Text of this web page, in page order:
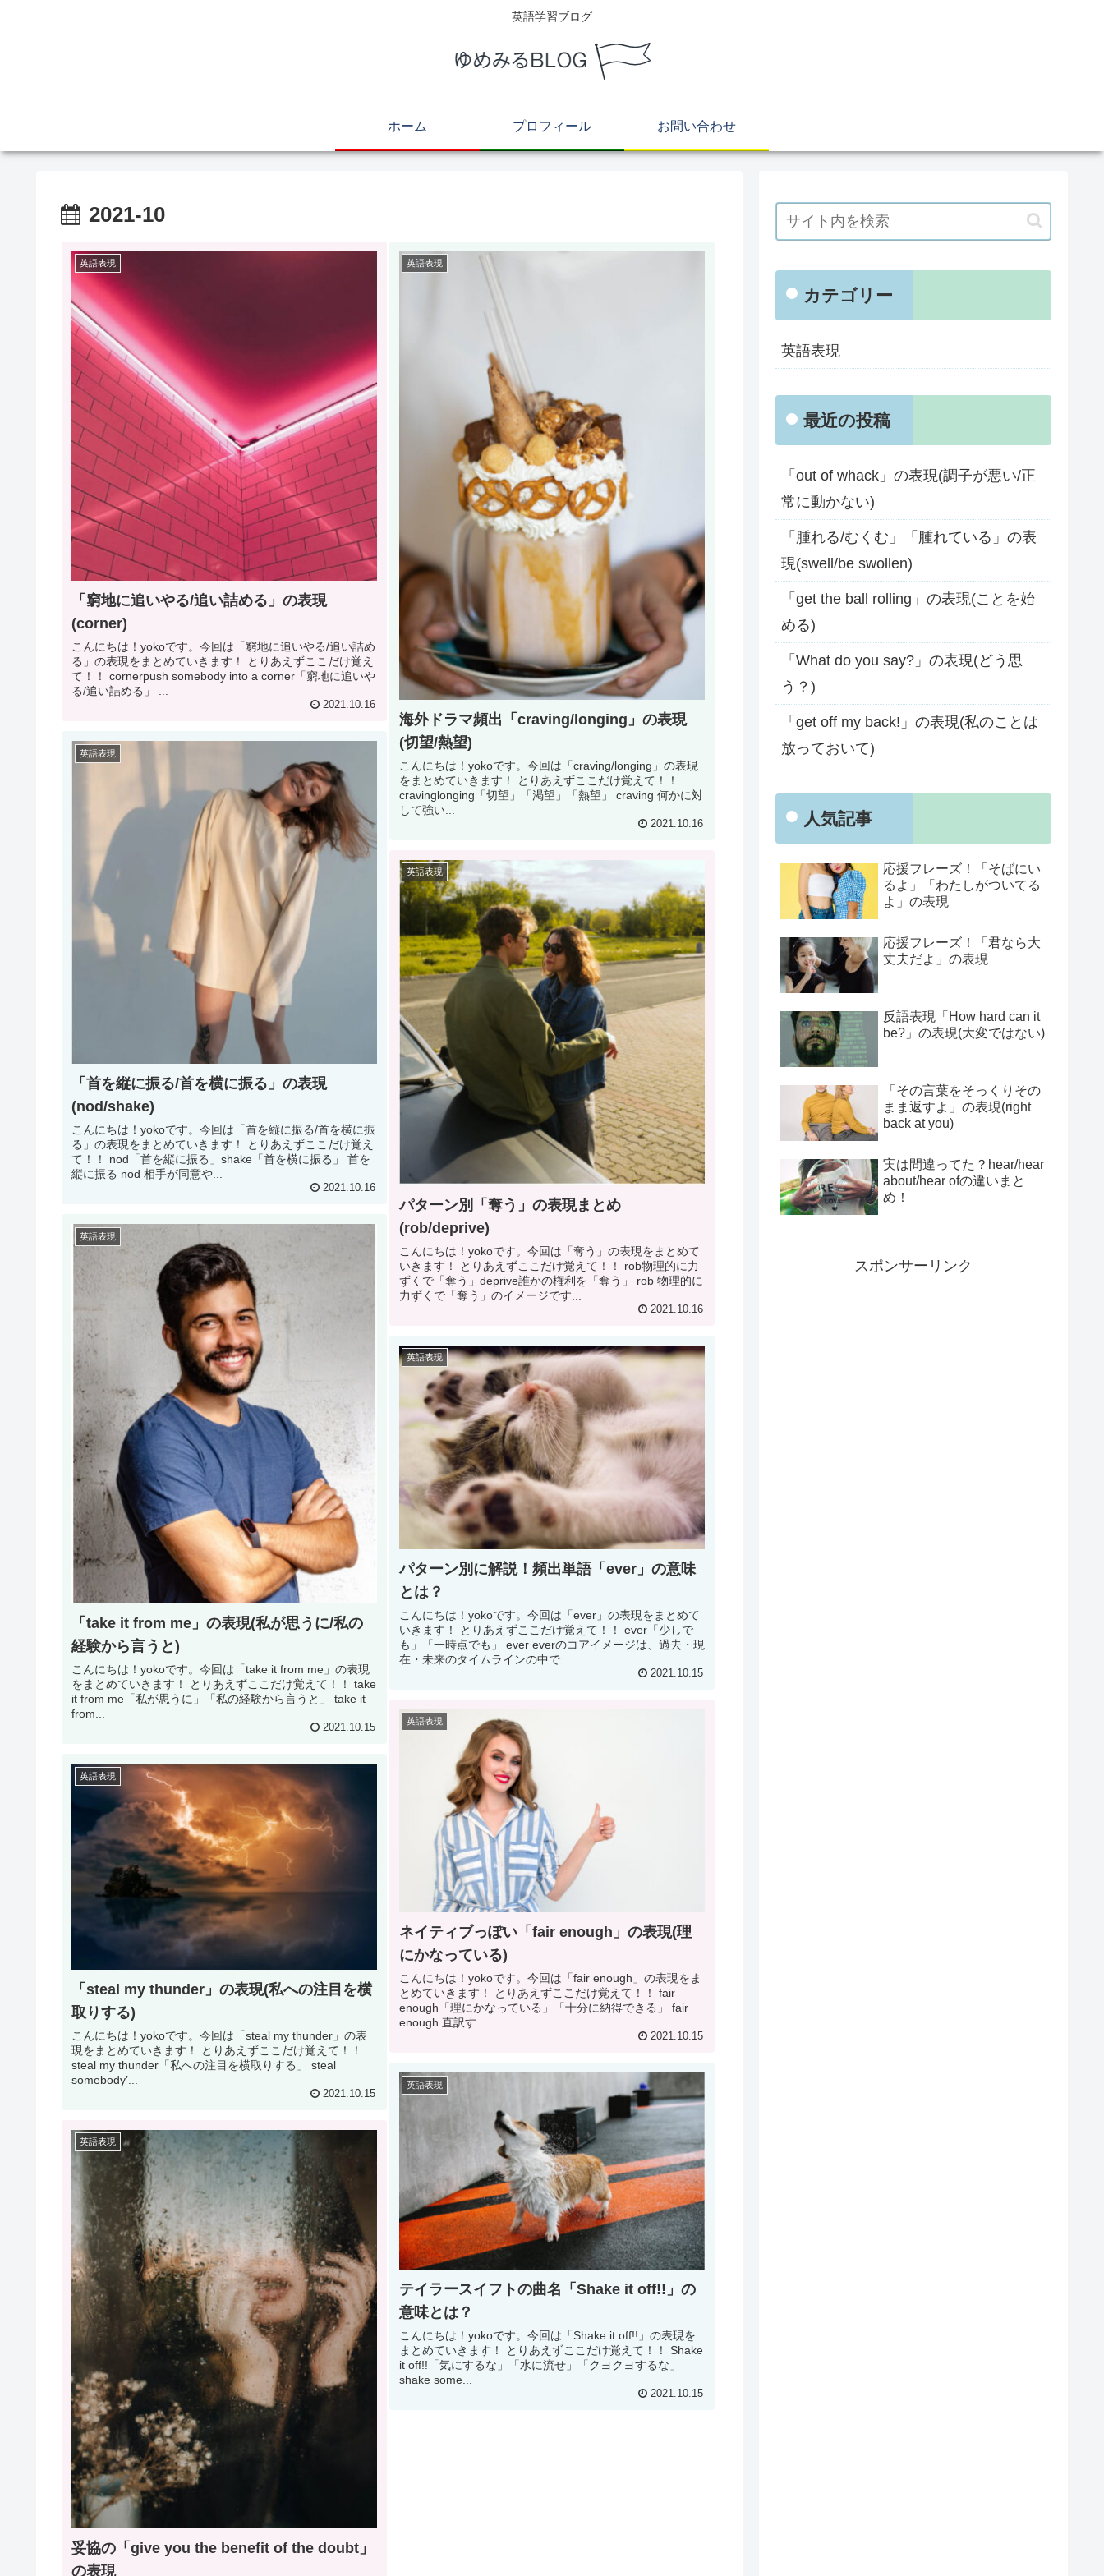
英語学習ブログ
ホーム プロフィール お問い合わせ
2021-10
英語表現
「窮地に追いやる/追い詰める」の表現
(corner)
こんにちは！yokoです。今回は「窮地に追いやる/追い詰め
る」の表現をまとめていきます！ とりあえずここだけ覚え
て！！ cornerpush somebody into a corner「窮地に追いや
る/追い詰める」 ...
2021.10.16
英語表現
海外ドラマ頻出「craving/longing」の表現
(切望/熱望)
こんにちは！yokoです。今回は「craving/longing」の表現
をまとめていきます！ とりあえずここだけ覚えて！！
cravinglonging「切望」「渇望」「熱望」 craving 何かに対
して強い...
2021.10.16
英語表現
「首を縦に振る/首を横に振る」の表現
(nod/shake)
こんにちは！yokoです。今回は「首を縦に振る/首を横に振
る」の表現をまとめていきます！ とりあえずここだけ覚え
て！！ nod「首を縦に振る」shake「首を横に振る」 首を
縦に振る nod 相手が同意や...
2021.10.16
英語表現
パターン別「奪う」の表現まとめ
(rob/deprive)
こんにちは！yokoです。今回は「奪う」の表現をまとめて
いきます！ とりあえずここだけ覚えて！！ rob物理的に力
ずくで「奪う」deprive誰かの権利を「奪う」 rob 物理的に
力ずくで「奪う」のイメージです...
2021.10.16
英語表現
「take it from me」の表現(私が思うに/私の
経験から言うと)
こんにちは！yokoです。今回は「take it from me」の表現
をまとめていきます！ とりあえずここだけ覚えて！！ take
it from me「私が思うに」「私の経験から言うと」 take it
from...
2021.10.15
英語表現
パターン別に解説！頻出単語「ever」の意味
とは？
こんにちは！yokoです。今回は「ever」の表現をまとめて
いきます！ とりあえずここだけ覚えて！！ ever「少しで
も」「一時点でも」 ever everのコアイメージは、過去・現
在・未来のタイムラインの中で...
2021.10.15
英語表現
ネイティブっぽい「fair enough」の表現(理
にかなっている)
こんにちは！yokoです。今回は「fair enough」の表現をま
とめていきます！ とりあえずここだけ覚えて！！ fair
enough「理にかなっている」「十分に納得できる」 fair
enough 直訳す...
2021.10.15
英語表現
「steal my thunder」の表現(私への注目を横
取りする)
こんにちは！yokoです。今回は「steal my thunder」の表
現をまとめていきます！ とりあえずここだけ覚えて！！
steal my thunder「私への注目を横取りする」 steal
somebody’...
2021.10.15
英語表現
テイラースイフトの曲名「Shake it off!!」の
意味とは？
こんにちは！yokoです。今回は「Shake it off!!」の表現を
まとめていきます！ とりあえずここだけ覚えて！！ Shake
it off!!「気にするな」「水に流せ」「クヨクヨするな」
shake some...
2021.10.15
英語表現
妥協の「give you the benefit of the doubt」
の表現
カテゴリー
英語表現
最近の投稿
「out of whack」の表現(調子が悪い/正
常に動かない)
「腫れる/むくむ」「腫れている」の表
現(swell/be swollen)
「get the ball rolling」の表現(ことを始
める)
「What do you say?」の表現(どう思
う？)
「get off my back!」の表現(私のことは
放っておいて)
人気記事
応援フレーズ！「そばにい
るよ」「わたしがついてる
よ」の表現
応援フレーズ！「君なら大
丈夫だよ」の表現
反語表現「How hard can it
be?」の表現(大変ではない)
「その言葉をそっくりその
まま返すよ」の表現(right
back at you)
実は間違ってた？hear/hear
about/hear ofの違いまと
め！
スポンサーリンク